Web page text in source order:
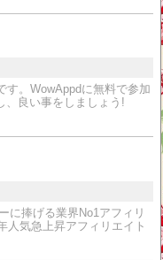
す。WowAppdに無料で参加
、良い事をしましょう!
に捧げる業界No1アフィリ
気急上昇アフィリエイト